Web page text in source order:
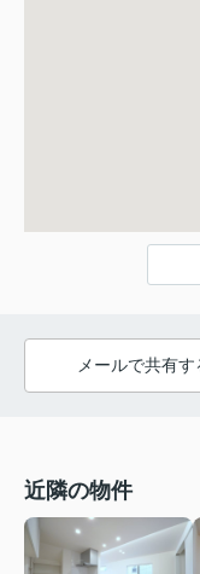
メールで共有す
近隣の物件